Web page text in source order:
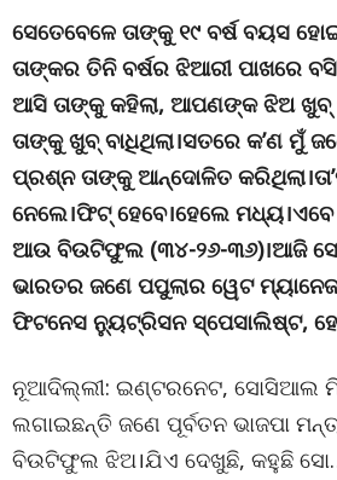
ସେତେବେଳେ ତାଙ୍କୁ ୧୯ ବର୍ଷ ବୟସ
ତାଙ୍କର ତିନି ବର୍ଷର ଝିଆରୀ ପାଖରେ
ଆସି ତାଙ୍କୁ କହିଲା, ଆପଣଙ୍କ ଝିଅ ଖୁବ୍
ତାଙ୍କୁ ଖୁବ୍ ବାଧିଥିଲା।ସତରେ କ’ଣ ମୁଁ
ପ୍ରଶ୍ନ ତାଙ୍କୁ ଆନ୍ଦୋଳିତ
ନେଲେ।ଫିଟ୍ ହେବେ।ହେଲେ
ଆଉ ବିଉଟିଫୁଲ (୩୪-୨୬-୩୬)।ଆଜି
ଭାରତର ଜଣେ ପପୁଲାର ୱେଟ
ଫିଟନେସ ନ୍ୟୁଟ୍ରିସନ ସ୍ପେସାଲିଷ୍ଟ,
ନୂଆଦିଲ୍ଲୀ: ଇଣ୍ଟରନେଟ, ସୋସିଆଲ
ଲଗାଇଛନ୍ତି ଜଣେ ପୂର୍ବତନ ଭାଜପା
ବିଉଟିଫୁଲ ଝିଅ।ଯିଏ ଦେଖୁଛି, କହୁଛି ସୋ…